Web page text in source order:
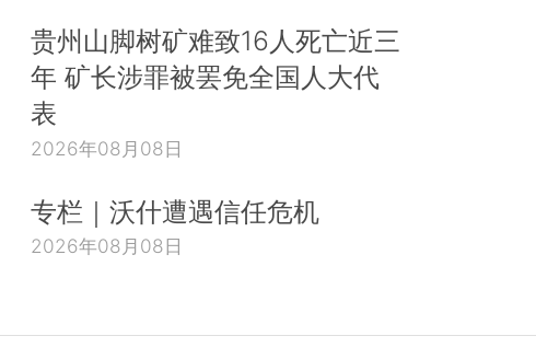
贵州山脚树矿难致16人死亡近三
年 矿长涉罪被罢免全国人大代
表
2026年08月08日
专栏｜沃什遭遇信任危机
2026年08月08日